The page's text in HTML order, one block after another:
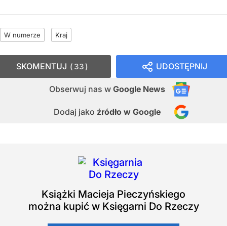
W numerze Kraj
UDOSTĘPNIJ
Obserwuj nas w Google News
Dodaj jako źródło w Google
SKOMENTUJ 33
Książki Macieja Pieczyńskiego
można kupić w Księgarni Do Rzeczy